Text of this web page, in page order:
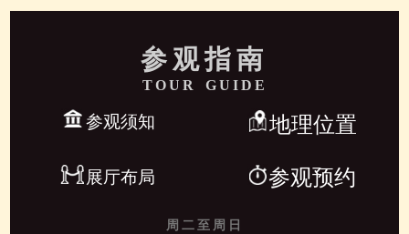
参观指南
TOUR GUIDE
参观须知 地理位置
展厅布局 参观预约
周二至周日